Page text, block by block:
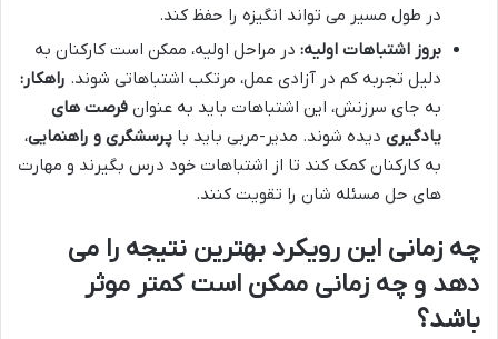
در طول مسیر می تواند انگیزه را حفظ کند.
بروز اشتباهات اولیه: در مراحل اولیه، ممکن است کارکنان به
دلیل تجربه کم در آزادی عمل، مرتکب اشتباهاتی شوند. راهکار:
به جای سرزنش، این اشتباهات باید به عنوان فرصت های
یادگیری دیده شوند. مدیر-مربی باید با پرسشگری و راهنمایی،
به کارکنان کمک کند تا از اشتباهات خود درس بگیرند و مهارت
های حل مسئله شان را تقویت کنند.
چه زمانی این رویکرد بهترین نتیجه را می
دهد و چه زمانی ممکن است کمتر موثر
باشد؟